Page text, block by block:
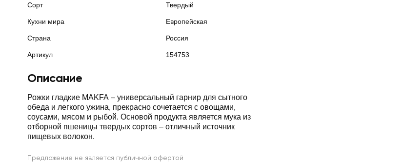
Сорт Твердый
Кухни мира Европейская
Страна Россия
Артикул 154753
Описание
Рожки гладкие MAKFA – универсальный гарнир для сытного
обеда и легкого ужина, прекрасно сочетается с овощами,
соусами, мясом и рыбой. Основой продукта является мука из
отборной пшеницы твердых сортов – отличный источник
пищевых волокон.
Предложение не является публичной офертой